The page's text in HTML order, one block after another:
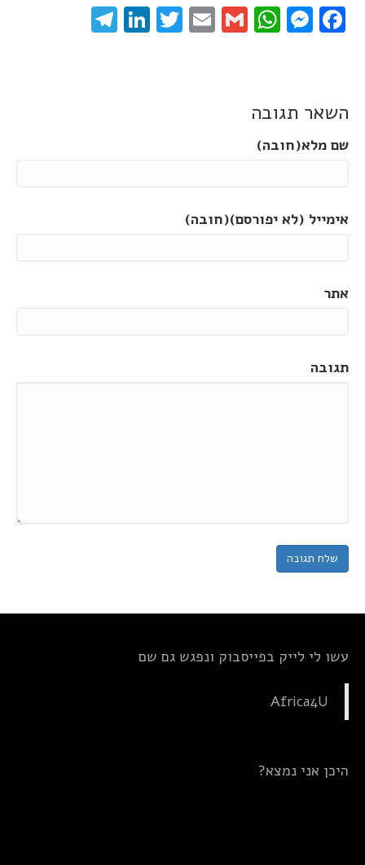
Facebook
Messenger
WhatsApp
Gmail
Email
Twitter
LinkedIn
השאר תגובה
שם מלא(חובה)
אימייל (לא יפורסם)(חובה)
אתר
תגובה
עשו לי לייק בפייסבוק ונפגש גם שם
Africa4U
היכן אני נמצא?